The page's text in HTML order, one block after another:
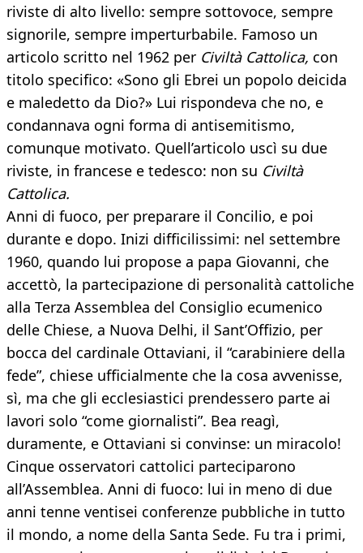
riviste di alto livello: sempre sottovoce, sempre
signorile, sempre imperturbabile. Famoso un
articolo scritto nel 1962 per Civiltà Cattolica, con
titolo specifico: «Sono gli Ebrei un popolo deicida
e maledetto da Dio?» Lui rispondeva che no, e
condannava ogni forma di antisemitismo,
comunque motivato. Quell’articolo uscì su due
riviste, in francese e tedesco: non su Civiltà
Cattolica.
Anni di fuoco, per preparare il Concilio, e poi
durante e dopo. Inizi difficilissimi: nel settembre
1960, quando lui propose a papa Giovanni, che
accettò, la partecipazione di personalità cattoliche
alla Terza Assemblea del Consiglio ecumenico
delle Chiese, a Nuova Delhi, il Sant’Offizio, per
bocca del cardinale Ottaviani, il “carabiniere della
fede”, chiese ufficialmente che la cosa avvenisse,
sì, ma che gli ecclesiastici prendessero parte ai
lavori solo “come giornalisti”. Bea reagì,
duramente, e Ottaviani si convinse: un miracolo!
Cinque osservatori cattolici parteciparono
all’Assemblea. Anni di fuoco: lui in meno di due
anni tenne ventisei conferenze pubbliche in tutto
il mondo, a nome della Santa Sede. Fu tra i primi,